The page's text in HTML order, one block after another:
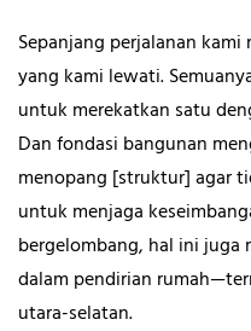
Sepanjang perjalanan
yang kami lewati.
untuk merekatkan satu
Dan fondasi bangunan
menopang [struktur] agar
untuk menjaga
bergelombang, hal ini juga
dalam pendirian
utara-selatan.